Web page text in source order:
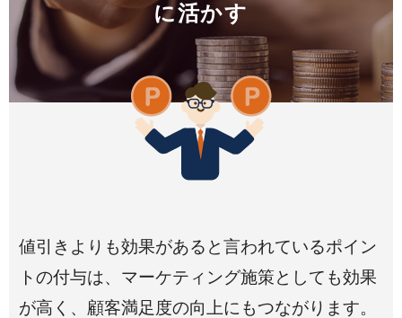
に活かす
値引きよりも効果があると言われているポイン
トの付与は、マーケティング施策としても効果
が高く、顧客満足度の向上にもつながります。